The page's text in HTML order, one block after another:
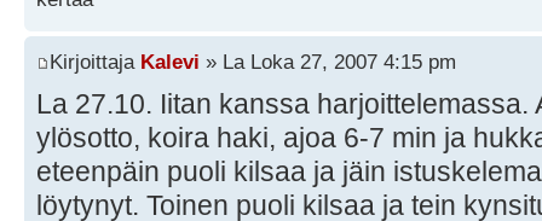
Kirjoittaja Kalevi » La Loka 27, 2007 4:15 pm
La 27.10. Iitan kanssa harjoittelemassa.
ylösotto, koira haki, ajoa 6-7 min ja
eteenpäin puoli kilsaa ja jäin
löytynyt. Toinen puoli kilsaa ja tein